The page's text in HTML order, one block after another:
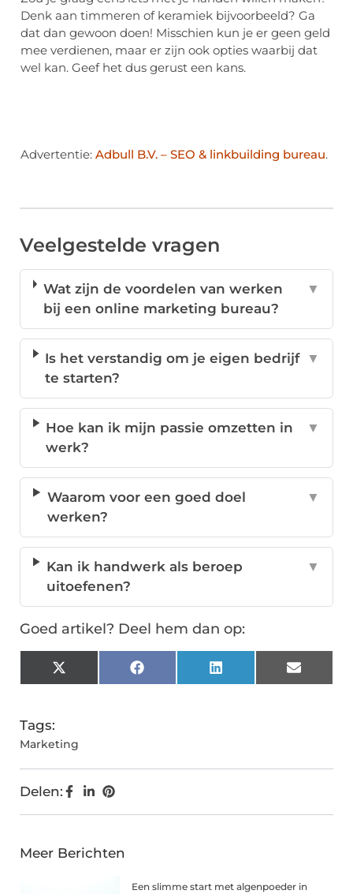
Denk aan timmeren of keramiek bijvoorbeeld? Ga
dat dan gewoon doen! Misschien kun je er geen geld
mee verdienen, maar er zijn ook opties waarbij dat
wel kan. Geef het dus gerust een kans.
Advertentie: Adbull B.V. – SEO & linkbuilding bureau.
Veelgestelde vragen
Wat zijn de voordelen van werken
bij een online marketing bureau?
▼
Is het verstandig om je eigen bedrijf
te starten?
▼
Hoe kan ik mijn passie omzetten in
werk?
▼
Waarom voor een goed doel
werken?
▼
Kan ik handwerk als beroep
uitoefenen?
▼
Goed artikel? Deel hem dan op:
X
(Twitter)
Facebook LinkedIn Email
Tags:
Marketing
Delen:
Meer Berichten
Een slimme start met algenpoeder in